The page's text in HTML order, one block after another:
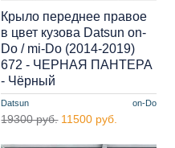
Datsun on-Do
Крыло переднее правое
в цвет кузова Datsun on-
Do / mi-Do (2014-2019)
672 - ЧЕРНАЯ ПАНТЕРА
- Чёрный
19300 руб. 11500 руб.